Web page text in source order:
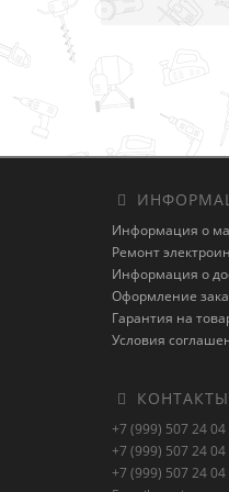
Информация о
Ремонт
Информация о
Оформление
Гарантия на
Условия
КОНТАКТЫ
+7 (999) 507 24 04
+7 (999) 507 24 04
+7 (999) 507 24 04